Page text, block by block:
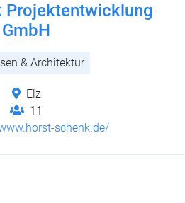
Projektentwicklung
GmbH
& Architektur
Elz
11
schenk.de/